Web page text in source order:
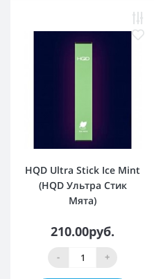
HQD Ultra Stick Ice Mint
(HQD Ультра Стик
Мята)
210.00руб.
- +